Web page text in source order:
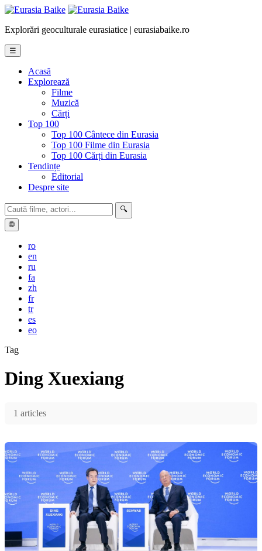
Explorări geoculturale eurasiatice | eurasiabaike.ro
☰
Acasă
Explorează
Filme
Muzică
Cărți
Top 100
Top 100 Cântece din Eurasia
Top 100 Filme din Eurasia
Top 100 Cărți din Eurasia
Tendințe
Editorial
Despre site
🔍
🌐
ro
en
ru
fa
zh
fr
tr
es
eo
Tag
Ding Xuexiang
1 articles